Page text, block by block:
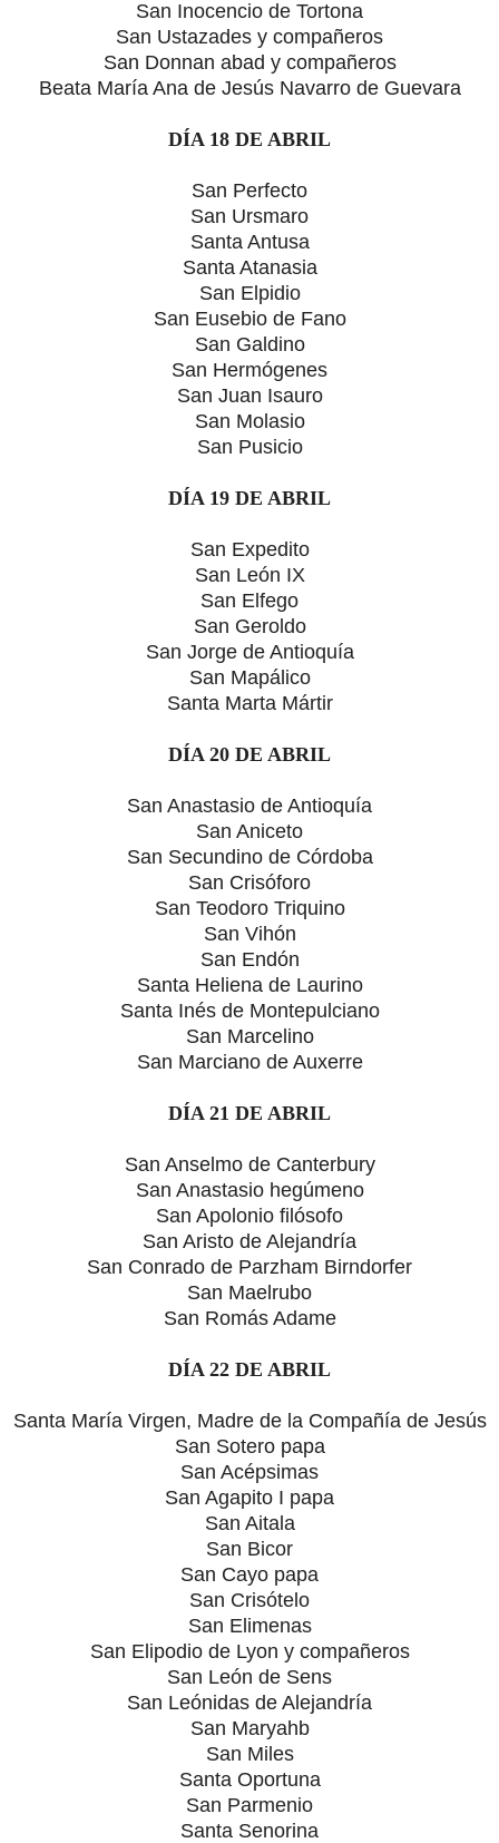
San Inocencio de Tortona
San Ustazades y compañeros
San Donnan abad y compañeros
Beata María Ana de Jesús Navarro de Guevara
DÍA 18 DE ABRIL
San Perfecto
San Ursmaro
Santa Antusa
Santa Atanasia
San Elpidio
San Eusebio de Fano
San Galdino
San Hermógenes
San Juan Isauro
San Molasio
San Pusicio
DÍA 19 DE ABRIL
San Expedito
San León IX
San Elfego
San Geroldo
San Jorge de Antioquía
San Mapálico
Santa Marta Mártir
DÍA 20 DE ABRIL
San Anastasio de Antioquía
San Aniceto
San Secundino de Córdoba
San Crisóforo
San Teodoro Triquino
San Vihón
San Endón
Santa Heliena de Laurino
Santa Inés de Montepulciano
San Marcelino
San Marciano de Auxerre
DÍA 21 DE ABRIL
San Anselmo de Canterbury
San Anastasio hegúmeno
San Apolonio filósofo
San Aristo de Alejandría
San Conrado de Parzham Birndorfer
San Maelrubo
San Romás Adame
DÍA 22 DE ABRIL
Santa María Virgen, Madre de la Compañía de Jesús
San Sotero papa
San Acépsimas
San Agapito I papa
San Aitala
San Bicor
San Cayo papa
San Crisótelo
San Elimenas
San Elipodio de Lyon y compañeros
San León de Sens
San Leónidas de Alejandría
San Maryahb
San Miles
Santa Oportuna
San Parmenio
Santa Senorina